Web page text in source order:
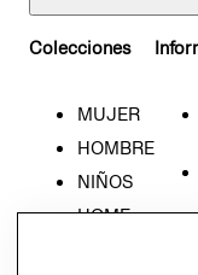
Colecciones
MUJER
HOMBRE
NIÑOS
HOME